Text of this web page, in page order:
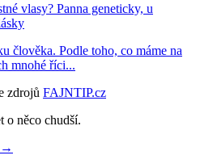
vlasy? Panna geneticky, u
člověka. Podle toho, co máme na
mnohé říci...
zdrojů FAJNTIP.cz
o něco chudší.
→